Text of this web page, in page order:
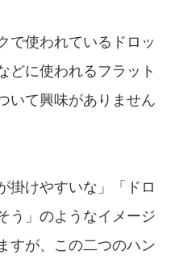
で使われているドロッ
どに使われるフラット
いて興味がありません
掛けやすいな」「ドロ
う」のようなイメージ
すが、この二つのハン